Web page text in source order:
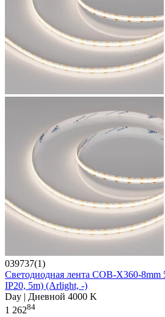
039737(1)
Светодиодная лента COB-X360-
IP20, 5m) (Arlight, -)
Day | Дневной 4000 K
1 26284